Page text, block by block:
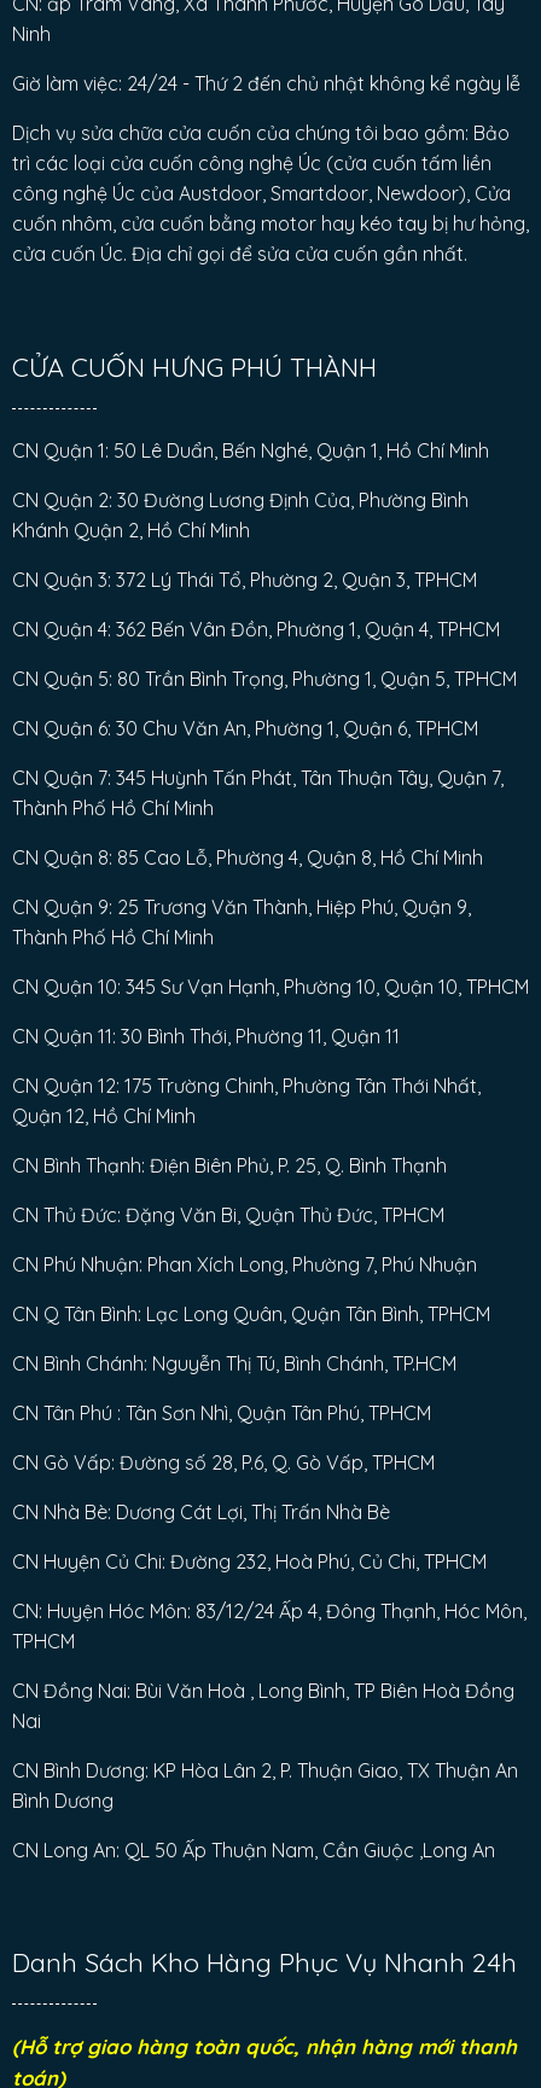
Ninh
Giờ làm việc: 24/24 - Thứ 2 đến chủ nhật không kể ngày lễ
Dịch vụ sửa chữa cửa cuốn của chúng tôi bao gồm: Bảo
trì các loại cửa cuốn công nghệ Úc (cửa cuốn tấm liền
công nghệ Úc của Austdoor, Smartdoor, Newdoor), Cửa
cuốn nhôm, cửa cuốn bằng motor hay kéo tay bị hư hỏng,
cửa cuốn Úc. Địa chỉ gọi để sửa cửa cuốn gần nhất.
CỬA CUỐN HƯNG PHÚ THÀNH
CN Quận 1: 50 Lê Duẩn, Bến Nghé, Quận 1, Hồ Chí Minh
CN Quận 2: 30 Đường Lương Định Của, Phường Bình
Khánh Quận 2, Hồ Chí Minh
CN Quận 3: 372 Lý Thái Tổ, Phường 2, Quận 3, TPHCM
CN Quận 4: 362 Bến Vân Đồn, Phường 1, Quận 4, TPHCM
CN Quận 5: 80 Trần Bình Trọng, Phường 1, Quận 5, TPHCM
CN Quận 6: 30 Chu Văn An, Phường 1, Quận 6, TPHCM
CN Quận 7: 345 Huỳnh Tấn Phát, Tân Thuận Tây, Quận 7,
Thành Phố Hồ Chí Minh
CN Quận 8: 85 Cao Lỗ, Phường 4, Quận 8, Hồ Chí Minh
CN Quận 9: 25 Trương Văn Thành, Hiệp Phú, Quận 9,
Thành Phố Hồ Chí Minh
CN Quận 10: 345 Sư Vạn Hạnh, Phường 10, Quận 10, TPHCM
CN Quận 11: 30 Bình Thới, Phường 11, Quận 11
CN Quận 12: 175 Trường Chinh, Phường Tân Thới Nhất,
Quận 12, Hồ Chí Minh
CN Bình Thạnh: Điện Biên Phủ, P. 25, Q. Bình Thạnh
CN Thủ Đức: Đặng Văn Bi, Quận Thủ Đức, TPHCM
CN Phú Nhuận: Phan Xích Long, Phường 7, Phú Nhuận
CN Q Tân Bình: Lạc Long Quân, Quận Tân Bình, TPHCM
CN Bình Chánh: Nguyễn Thị Tú, Bình Chánh, TP.HCM
CN Tân Phú : Tân Sơn Nhì, Quận Tân Phú, TPHCM
CN Gò Vấp: Đường số 28, P.6, Q. Gò Vấp, TPHCM
CN Nhà Bè: Dương Cát Lợi, Thị Trấn Nhà Bè
CN Huyện Củ Chi: Đường 232, Hoà Phú, Củ Chi, TPHCM
CN: Huyện Hóc Môn: 83/12/24 Ấp 4, Đông Thạnh, Hóc Môn,
TPHCM
CN Đồng Nai: Bùi Văn Hoà , Long Bình, TP Biên Hoà Đồng
Nai
CN Bình Dương: KP Hòa Lân 2, P. Thuận Giao, TX Thuận An
Bình Dương
CN Long An: QL 50 Ấp Thuận Nam, Cần Giuộc ,Long An
Danh Sách Kho Hàng Phục Vụ Nhanh 24h
(Hỗ trợ giao hàng toàn quốc, nhận hàng mới thanh
toán)